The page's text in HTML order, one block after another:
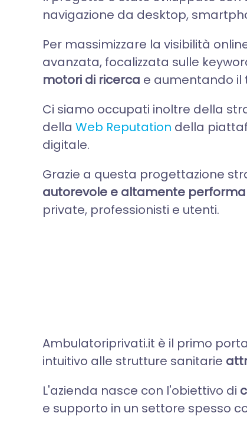
navigazione da desktop,
Per massimizzare la visibilità
avanzata, focalizzata sulle
motori di ricerca e aumentando il
Ci siamo occupati inoltre della
della Web Reputation della
digitale.
Grazie a questa progettazione
autorevole e altamente
private, professionisti e utenti.
Ambulatoriprivati.it è il primo
intuitivo alle strutture sanitarie
L'azienda nasce con l'obiettivo di
e supporto in un settore spesso